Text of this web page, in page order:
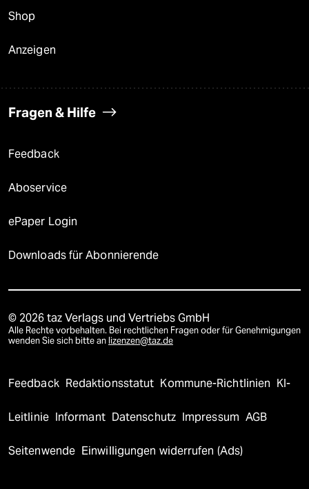
Shop
Anzeigen
Fragen & Hilfe
Feedback
Aboservice
ePaper Login
Downloads für Abonnierende
© 2026 taz Verlags und Vertriebs GmbH
Alle Rechte vorbehalten. Bei rechtlichen Fragen oder für Genehmigungen
wenden Sie sich bitte an lizenzen@taz.de
Feedback Redaktionsstatut Kommune-Richtlinien KI-
Leitlinie Informant Datenschutz Impressum AGB
Seitenwende Einwilligungen widerrufen (Ads)